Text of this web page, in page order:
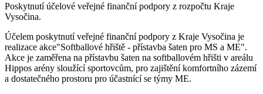
Poskytnutí účelové veřejné finanční podpory z rozpočtu Kraje
Vysočina.
Účelem poskytnutí veřejné finanční podpory z Kraje Vysočina je
realizace akce"Softballové hřiště - přístavba šaten pro MS a ME".
Akce je zaměřena na přístavbu šaten na softballovém hřišti v areálu
Hippos arény sloužící sportovcům, pro zajištění komfortního zázemí
a dostatečného prostoru pro účastnící se týmy ME.